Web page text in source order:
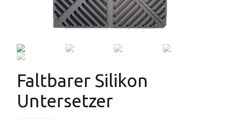
Faltbarer Silikon
Untersetzer